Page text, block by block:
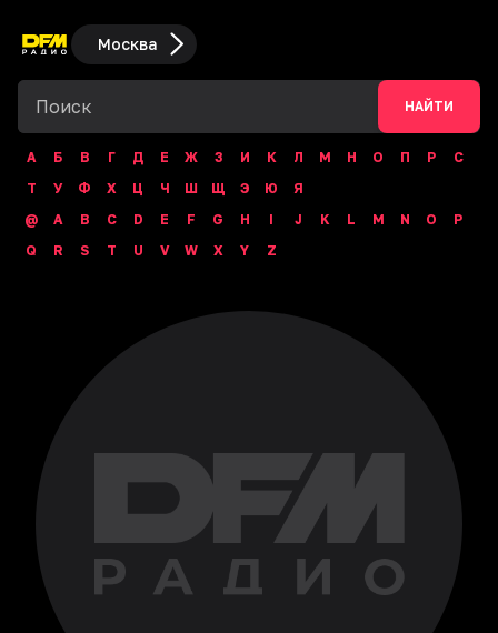
Москва
НАЙТИ
А Б В Г Д Е Ж З И К Л М Н О П Р
С
Т
У Ф Х Ц Ч Ш Щ Э Ю
Я
@
A B C D E F G H I J K L M N O
P
Q
R S T U V W X Y Z